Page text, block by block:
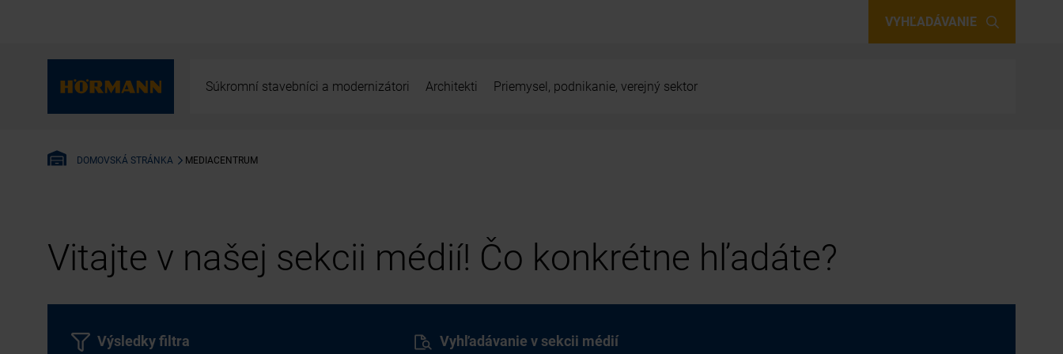
VYHĽADÁVANIE
Súkromní stavebníci a modernizátori Architekti Priemysel, podnikanie, verejný sektor
DOMOVSKÁ STRÁNKA MEDIACENTRUM
Vitajte v našej sekcii médií! Čo konkrétne hľadáte?
Vyhľadávanie v sekcii médií
Výsledky filtra